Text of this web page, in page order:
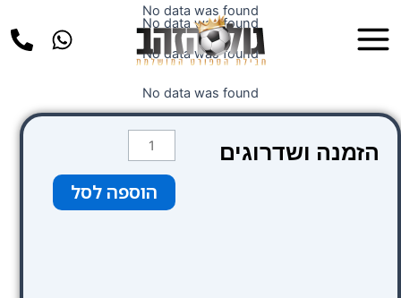
לתוכן
Menu
No data was found
No data was found
No data was found
No data was found
הזמנה ושדרוגים
כמות
של
Leonardo
Boutique
הוספה לסל